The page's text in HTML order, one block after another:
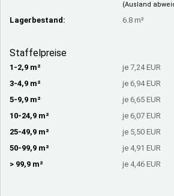
(Ausland
Lagerbestand: 6.8m²
Staffelpreise
1-2,9 m²
je 7,24 EUR
3-4,9 m²
je 6,94 EUR
5-9,9 m²
je 6,65 EUR
10-24,9 m²
je 6,07 EUR
25-49,9 m²
je 5,50 EUR
50-99,9 m²
je 4,91 EUR
> 99,9 m²
je 4,46 EUR